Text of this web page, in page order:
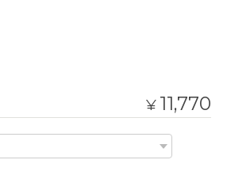
¥ 11,770